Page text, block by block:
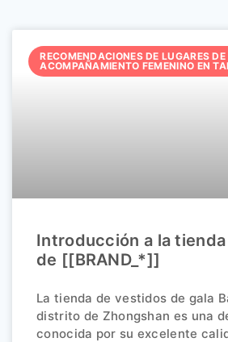
RECOMENDACIONES DE LUGARES DE
ACOMPAÑAMIENTO FEMENINO EN
Introducción a la
de [[BRAND_*]]
La tienda de vestidos de gala
distrito de Zhongshan es una
conocida por su excelente